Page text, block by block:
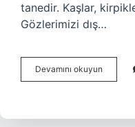
tanedir. Kaşlar,
Gözlerimizi dış…
Devamını okuyun
3